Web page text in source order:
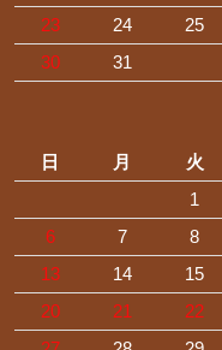
23
24 25
30
31
日 月 火
1
6
7 8
13
14 15
20
21 22